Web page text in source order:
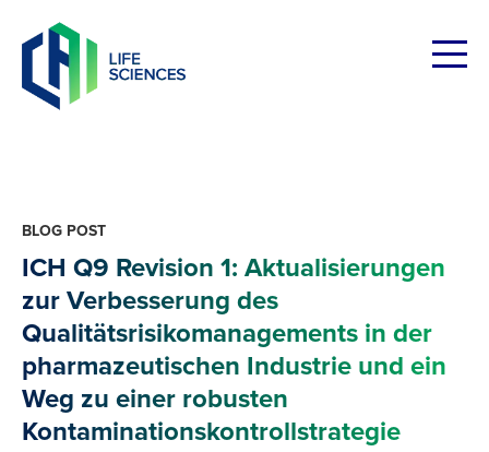
content
BLOG POST
ICH Q9 Revision 1: Aktualisierungen
zur Verbesserung des
Qualitätsrisikomanagements in der
pharmazeutischen Industrie und ein
Weg zu einer robusten
Kontaminationskontrollstrategie